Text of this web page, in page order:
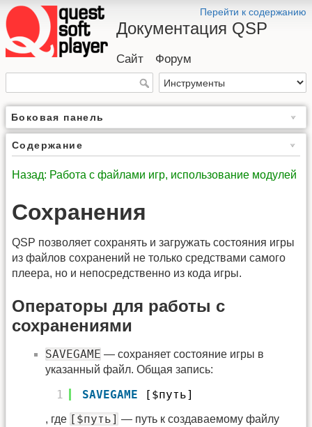
Перейти к содержанию
Документация QSP
Сайт Форум
Боковая панель
Содержание
Назад: Работа с файлами игр, использование модулей
Сохранения
QSP позволяет сохранять и загружать состояния игры
из файлов сохранений не только средствами самого
плеера, но и непосредственно из кода игры.
Операторы для работы с
сохранениями
SAVEGAME — сохраняет состояние игры в
указанный файл. Общая запись:
1 SAVEGAME [$путь]
, где [$путь] — путь к создаваемому файлу